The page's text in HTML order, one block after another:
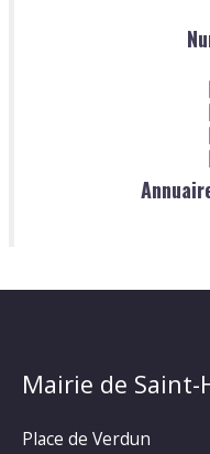
Mairie de Saint-
Place de Verdun